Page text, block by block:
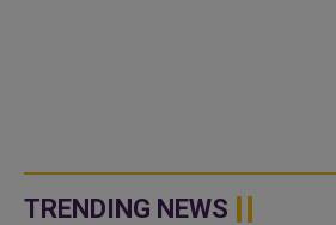
TRENDING NEWS